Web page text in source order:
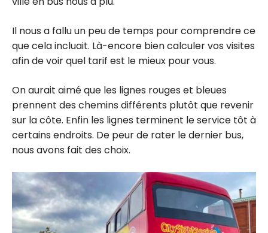
Il nous a fallu un peu de temps pour comprendre ce
que cela incluait. Là-encore bien calculer vos visites
afin de voir quel tarif est le mieux pour vous.
On aurait aimé que les lignes rouges et bleues
prennent des chemins différents plutôt que revenir
sur la côte. Enfin les lignes terminent le service tôt à
certains endroits. De peur de rater le dernier bus,
nous avons fait des choix.